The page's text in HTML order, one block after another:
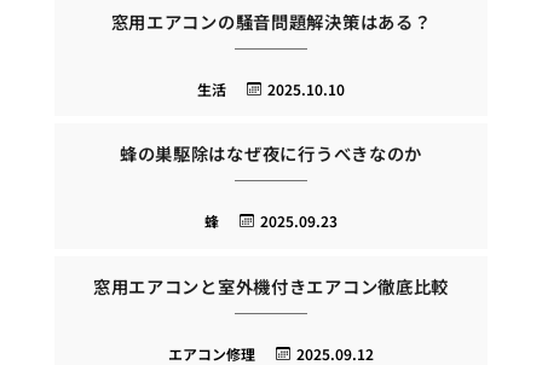
窓用エアコンの騒音問題解決策はある？
2025.10.10
生活
蜂の巣駆除はなぜ夜に行うべきなのか
2025.09.23
蜂
窓用エアコンと室外機付きエアコン徹底比較
2025.09.12
エアコン修理